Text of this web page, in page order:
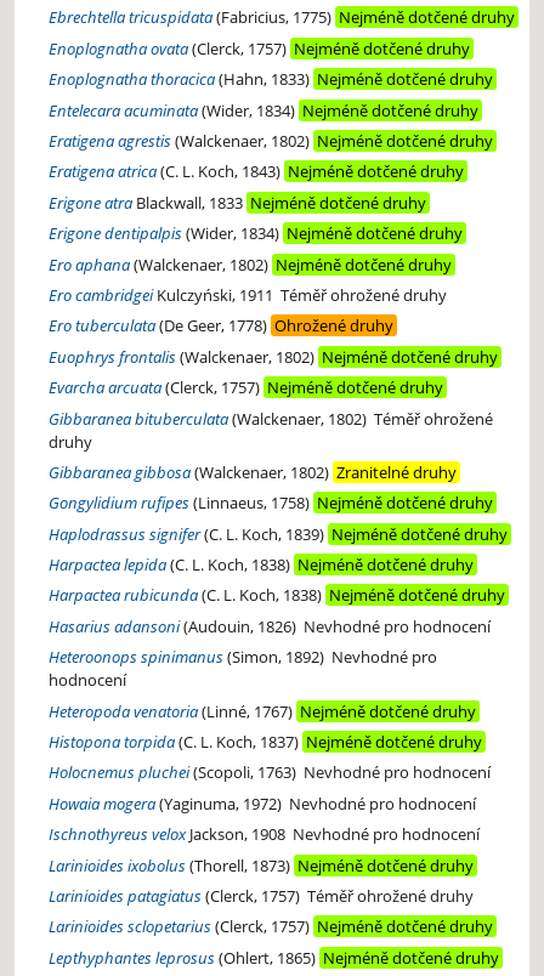
Ebrechtella tricuspidata(Fabricius, 1775) Nejméně dotčené druhy
Enoplognatha ovata(Clerck, 1757) Nejméně dotčené druhy
Enoplognatha thoracica(Hahn, 1833) Nejméně dotčené druhy
Entelecara acuminata(Wider, 1834) Nejméně dotčené druhy
Eratigena agrestis(Walckenaer, 1802) Nejméně dotčené druhy
Eratigena atrica(C. L. Koch, 1843) Nejméně dotčené druhy
Erigone atra Blackwall, 1833 Nejméně dotčené druhy
Erigone dentipalpis(Wider, 1834) Nejméně dotčené druhy
Ero aphana(Walckenaer, 1802) Nejméně dotčené druhy
Ero cambridgeiKulczyński, 1911 Téměř ohrožené druhy
Ero tuberculata(De Geer, 1778) Ohrožené druhy
Euophrys frontalis(Walckenaer, 1802) Nejméně dotčené druhy
Evarcha arcuata(Clerck, 1757) Nejméně dotčené druhy
Gibbaranea bituberculata(Walckenaer, 1802) Téměř ohrožené
druhy
Gibbaranea gibbosa(Walckenaer, 1802) Zranitelné druhy
Gongylidium rufipes(Linnaeus, 1758) Nejméně dotčené druhy
Haplodrassus signifer(C. L. Koch, 1839) Nejméně dotčené druhy
Harpactea lepida(C. L. Koch, 1838) Nejméně dotčené druhy
Harpactea rubicunda(C. L. Koch, 1838) Nejméně dotčené druhy
Hasarius adansoni(Audouin, 1826) Nevhodné pro hodnocení
Heteroonops spinimanus(Simon, 1892) Nevhodné pro
hodnocení
Heteropoda venatoria(Linné, 1767) Nejméně dotčené druhy
Histopona torpida(C. L. Koch, 1837) Nejméně dotčené druhy
Holocnemus pluchei(Scopoli, 1763) Nevhodné pro hodnocení
Howaia mogera(Yaginuma, 1972) Nevhodné pro hodnocení
Ischnothyreus veloxJackson, 1908 Nevhodné pro hodnocení
Larinioides ixobolus(Thorell, 1873) Nejméně dotčené druhy
Larinioides patagiatus(Clerck, 1757) Téměř ohrožené druhy
Larinioides sclopetarius(Clerck, 1757) Nejméně dotčené druhy
Lepthyphantes leprosus(Ohlert, 1865) Nejméně dotčené druhy